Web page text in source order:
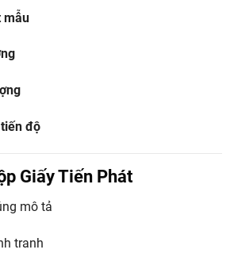
mẫu
độ
Giấy Tiến Phát
mô tả
tranh